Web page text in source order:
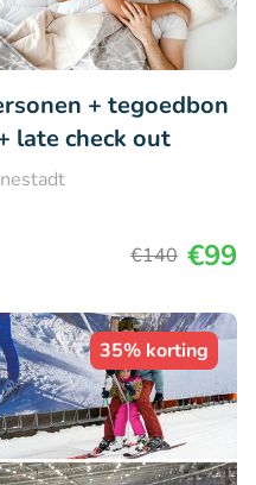
+ tegoedbon
late check out
€140 €99
35% korting